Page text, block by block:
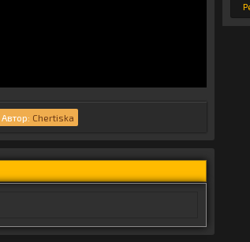
Автор: Chertiska